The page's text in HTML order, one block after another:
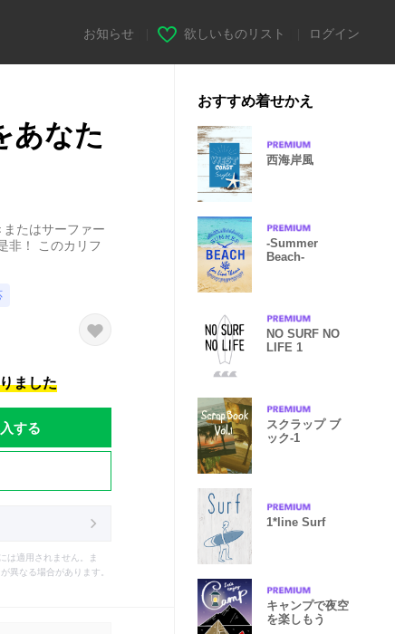
お知らせ 欲しいものリスト ログイン
あなた
たはサーファー
非！ このカリフ
ました
する
は適用されません。ま
異なる場合があります。
おすすめ着せかえ
西海岸風
-Summer
Beach-
NO SURF NO
LIFE 1
スクラップ ブ
ック-1
1*line Surf
キャンプで夜空
を楽しもう